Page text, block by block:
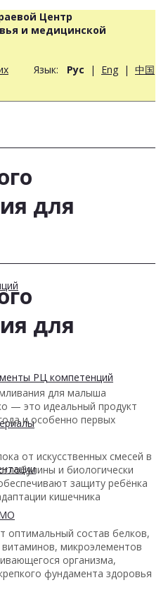
Центр
и медицинской
Язык: Рус | Eng | 中国
РЦ компетенций
для
для
для малыша
— это идеальный продукт
и особенно первых
от искусственных смесей в
и биологически
защиту ребёнка
кишечника
оптимальный состав белков,
микроэлементов
организма,
фундамента здоровья